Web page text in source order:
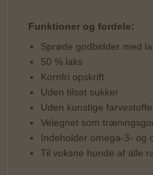
Funktioner og fordele:
Sprøde godbidder med
50 % laks
Kornfri opskrift
Uden tilsat sukker
Uden kunstige
Velegnet som
Indeholder omega-3- og
Til voksne hunde af alle